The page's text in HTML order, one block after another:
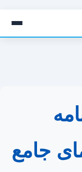
جامع